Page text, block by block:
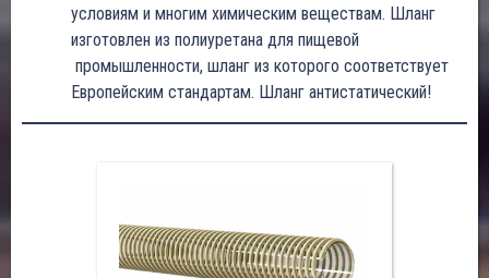
условиям и многим химическим веществам. Шланг
изготовлен из полиуретана для пищевой
промышленности, шланг из которого соответствует
Европейским стандартам. Шланг антистатический!